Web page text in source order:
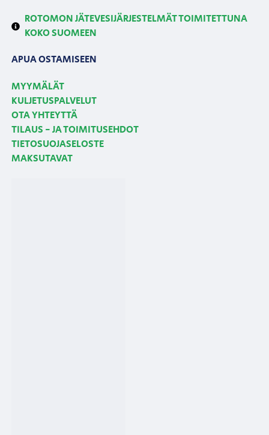
ROTOMON JÄTEVESIJÄRJESTELMÄT TOIMITETTUNA
KOKO SUOMEEN
APUA OSTAMISEEN
MYYMÄLÄT
KULJETUSPALVELUT
OTA YHTEYTTÄ
TILAUS - JA TOIMITUSEHDOT
TIETOSUOJASELOSTE
MAKSUTAVAT